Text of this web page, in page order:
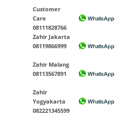
Customer
Care
08111828766
Zahir Jakarta
08119866999
Zahir Malang
08113567891
Zahir
Yogyakarta
082221345599